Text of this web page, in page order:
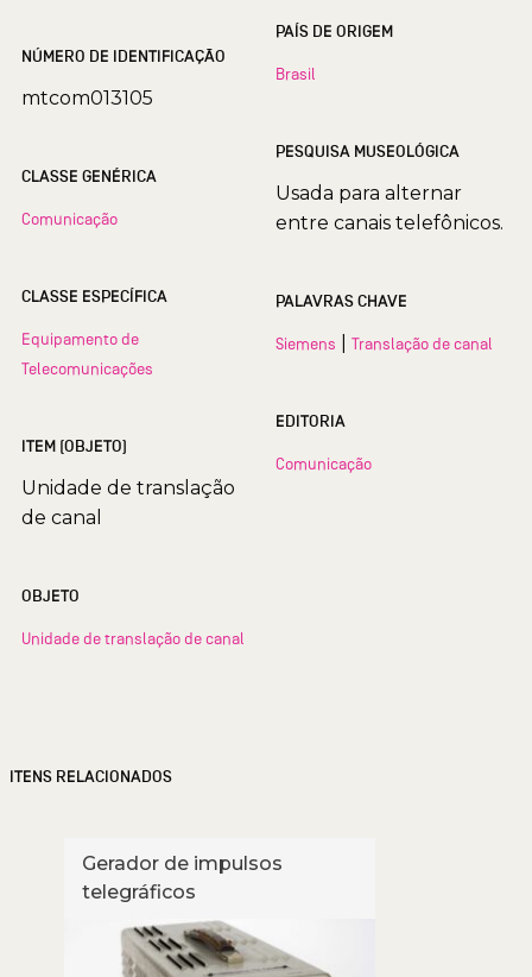
NÚMERO DE IDENTIFICAÇÃO
mtcom013105
CLASSE GENÉRICA
Comunicação
CLASSE ESPECÍFICA
Equipamento de
Telecomunicações
ITEM (OBJETO)
Unidade de translação
de canal
OBJETO
Unidade de translação de canal
PAÍS DE ORIGEM
Brasil
PESQUISA MUSEOLÓGICA
Usada para alternar
entre canais telefônicos.
PALAVRAS CHAVE
Siemens Translação de canal
EDITORIA
Comunicação
ITENS RELACIONADOS
Gerador de impulsos
telegráficos